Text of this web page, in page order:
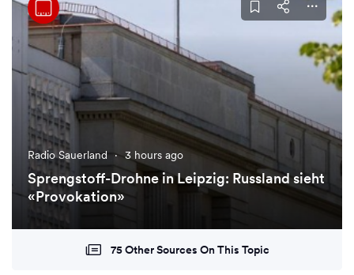
Radio Sauerland · 3 hours ago
Sprengstoff-Drohne in Leipzig: Russland sieht
«Provokation»
75 Other Sources On This Topic